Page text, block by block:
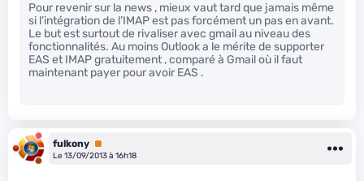
Pour revenir sur la news , mieux vaut tard que jamais même
si l’intégration de l’IMAP est pas forcément un pas en avant.
Le but est surtout de rivaliser avec gmail au niveau des
fonctionnalités. Au moins Outlook a le mérite de supporter
EAS et IMAP gratuitement , comparé à Gmail où il faut
maintenant payer pour avoir EAS .
fulkony Premium
Le 13/09/2013 à 16h18